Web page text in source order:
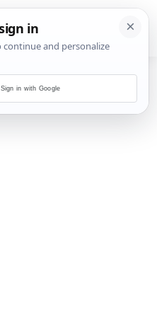
Sign in with Google